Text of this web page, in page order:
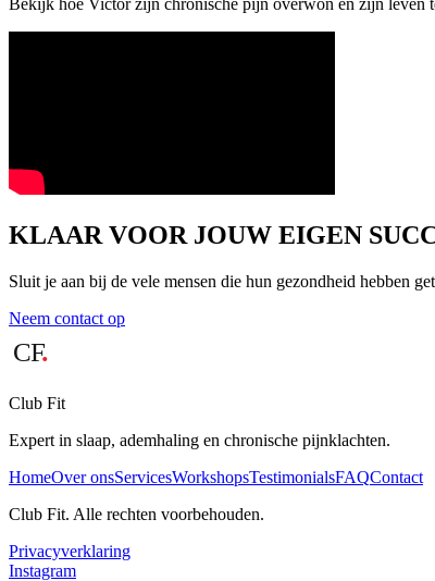
KLAAR VOOR JOUW EIGEN
Sluit je aan bij de vele mensen die hun gezondheid hebben
Neem contact op
Club Fit
Expert in slaap, ademhaling en chronische pijnklachten.
HomeOver onsServicesWorkshopsTestimonialsFAQContact
Club Fit. Alle rechten voorbehouden.
Privacyverklaring
Instagram